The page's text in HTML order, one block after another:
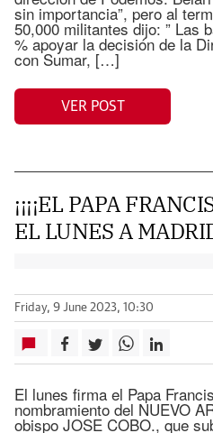
sin importancia”, pero al
50,000 militantes dijo: ” Las
% apoyar la decisión de la
con Sumar, […]
VER POST
¡¡¡¡EL PAPA
EL LUNES A
Friday, 9 June 2023, 10:30
El lunes firma el Papa
nombramiento del NUEVO
obispo JOSE COBO., que